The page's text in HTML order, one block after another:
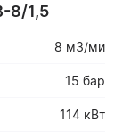
8/1,5
8 м3/ми
15 бар
114 кВт